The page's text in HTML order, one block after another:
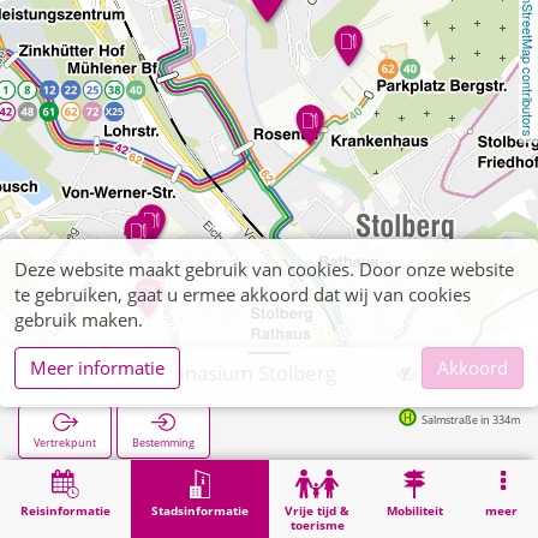
OpenStreetMap contributors
Reisinformatie Stadsinformatie
Vrije tijd &
toerisme
Mobiliteit meer
Ritzefeld Gymnasium Stolberg
Vertrekpunt Bestemming
Salmstraße in 334m
Stadsinformatie Opleiding Ritzefeld Gymnasium Stolberg
Deze website maakt gebruik van cookies. Door onze website
te gebruiken, gaat u ermee akkoord dat wij van cookies
gebruik maken.
Meer informatie
Akkoord